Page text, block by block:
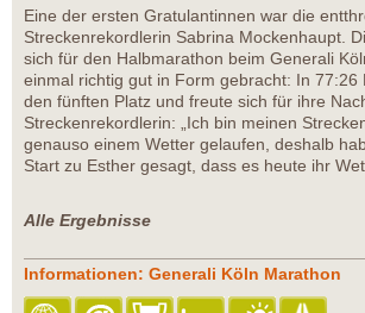
Eine der ersten Gratulantinnen war die
Streckenrekordlerin Sabrina Mockenhaupt.
sich für den Halbmarathon beim Generali
einmal richtig gut in Form gebracht: In 77:26
den fünften Platz und freute sich für ihre
Streckenrekordlerin: „Ich bin meinen
genauso einem Wetter gelaufen, deshalb
Start zu Esther gesagt, dass es heute ihr
Alle Ergebnisse
Informationen: Generali Köln Marathon